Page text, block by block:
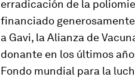
erradicación de la
financiado
a Gavi, la Alianza de
donante en los últimos
Fondo mundial para la